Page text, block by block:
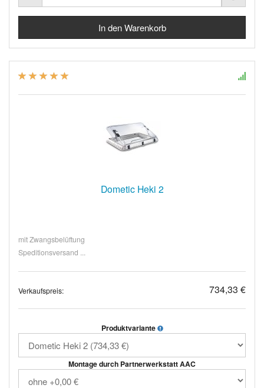
Dometic Heki 2
mit Zwangsbelüftung
Speditionsversand ...
Verkaufspreis: 734,33 €
Produktvariante
Montage durch Partnerwerkstatt AAC